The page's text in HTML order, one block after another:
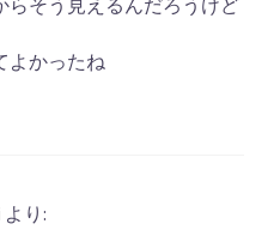
よかったね
より: